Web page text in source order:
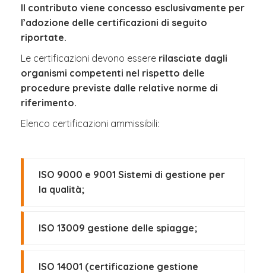
Il contributo viene concesso esclusivamente per
l’adozione delle certificazioni di seguito
riportate.
Le certificazioni devono essere rilasciate dagli
organismi competenti nel rispetto delle
procedure previste dalle relative norme di
riferimento.
Elenco certificazioni ammissibili:
ISO 9000 e 9001 Sistemi di gestione per
la qualità;
ISO 13009 gestione delle spiagge;
ISO 14001 (certificazione gestione